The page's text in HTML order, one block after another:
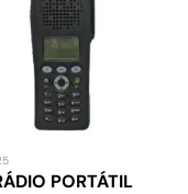
PORTÁTIL